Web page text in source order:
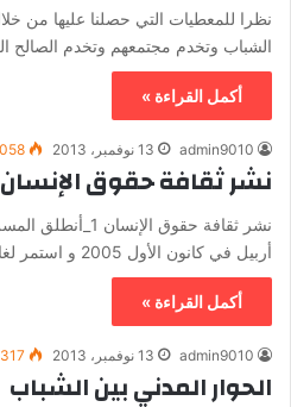
نظرا للمعطيات التي حصلنا عليها من
الشباب وتخدم مجتمعهم وتخدم الصالح
أكمل القراءة »
admin9010 13 نوفمبر، 2013
نشر ثقافة حقوق الإنسان
نشر ثقافة حقوق
أربيل في كانون الأول 2005 و استمر لغاية نهاية شباط 2006 ،…
أكمل القراءة »
admin9010 13 نوفمبر، 2013
الحوار المدني بين الشباب